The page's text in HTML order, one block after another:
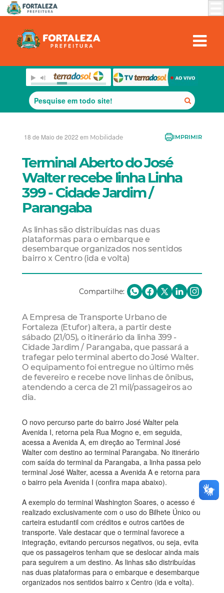
18 de Maio de 2022 em Mobilidade IMPRIMIR
Terminal Aberto do José
Walter recebe linha Linha
399 - Cidade Jardim /
Parangaba
As linhas são distribuídas nas duas
plataformas para o embarque e
desembarque organizados nos sentidos
bairro x Centro (ida e volta)
Compartilhe:
A Empresa de Transporte Urbano de
Fortaleza (Etufor) altera, a partir deste
sábado (21/05), o itinerário da linha 399 -
Cidade Jardim / Parangaba, que passará a
trafegar pelo terminal aberto do José Walter.
O equipamento foi entregue no último mês
de fevereiro e recebe nove linhas de ônibus,
atendendo a cerca de 21 mil/passageiros ao
dia.
O novo percurso parte do bairro José Walter pela
Avenida I, retorna pela Rua Mogno e, em seguida,
acessa a Avenida A, em direção ao Terminal José
Walter com destino ao terminal Parangaba. No itinerário
com saída do terminal da Parangaba, a linha passa pelo
terminal José Walter, acessa a Avenida A e retorna para
o bairro pela Avenida I (confira mapa abaixo).
A exemplo do terminal Washington Soares, o acesso é
realizado exclusivamente com o uso do Bilhete Único ou
carteira estudantil com créditos e outros cartões de
transporte. Vale destacar que o terminal favorece a
integração, evitando percursos negativos, ou seja, evita
que os passageiros tenham que se deslocar ainda mais
para seguirem a um destino. As linhas são distribuídas
nas duas plataformas para o embarque e desembarque
organizados nos sentidos bairro x Centro (ida e volta).